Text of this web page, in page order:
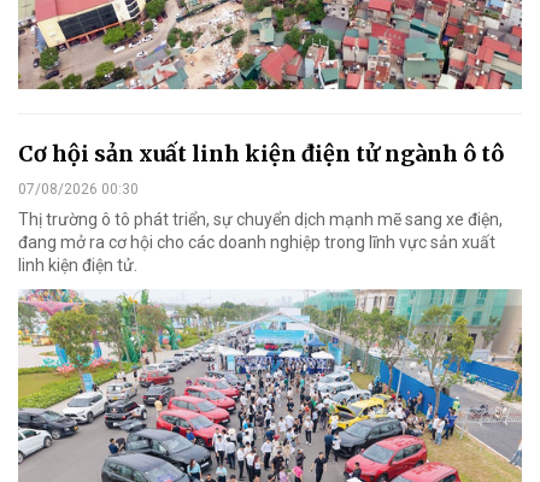
Cơ hội sản xuất linh kiện điện tử ngành ô tô
07/08/2026 00:30
Thị trường ô tô phát triển, sự chuyển dịch mạnh mẽ sang xe điện,
đang mở ra cơ hội cho các doanh nghiệp trong lĩnh vực sản xuất
linh kiện điện tử.